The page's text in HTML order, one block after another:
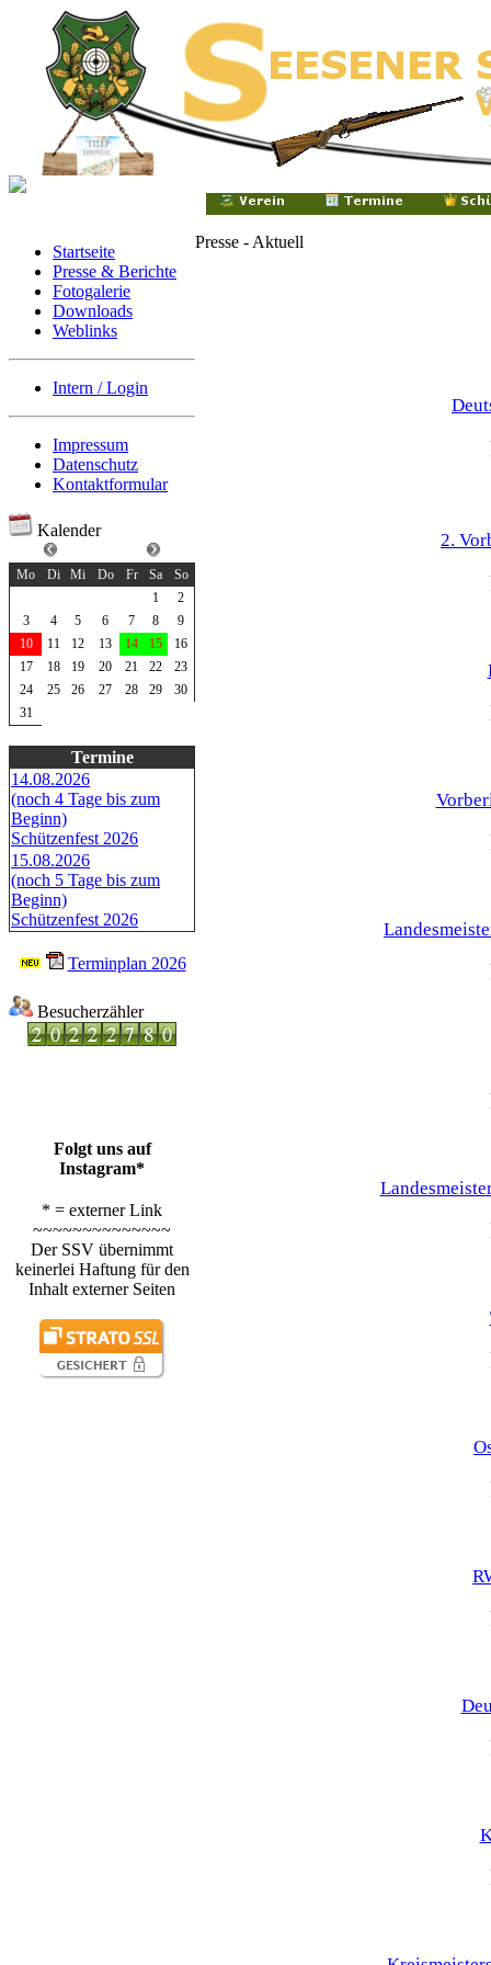
Startseite
Presse & Berichte
Fotogalerie
Downloads
Weblinks
Intern / Login
Impressum
Datenschutz
Kontaktformular
Kalender
Mo
Di Mi Do Fr Sa
So
1
2
3
4 5 6 7 8
9
10
11 12 13 14 15
16
17
18 19 20 21 22
23
24
25 26 27 28 29
30
31
Termine
14.08.2026
(noch 4 Tage bis zum
Beginn)
Schützenfest 2026
15.08.2026
(noch 5 Tage bis zum
Beginn)
Schützenfest 2026
Terminplan 2026
Besucherzähler
Folgt uns auf
Instagram*
* = externer Link
~~~~~~~~~~~~~~
Der SSV übernimmt
keinerlei Haftung für den
Inhalt externer Seiten
Presse - Aktuell
2.